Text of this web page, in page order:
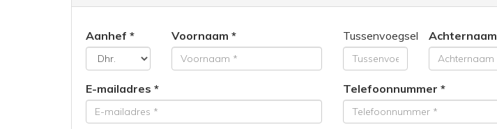
Aanhef Voornaam Tussenvoegsel Achternaam
E-mailadres Telefoonnummer